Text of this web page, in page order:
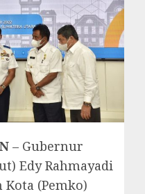
– Gubernur
Edy Rahmayadi
(Pemko)